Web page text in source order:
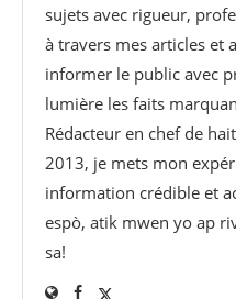
sujets avec rigueur,
à travers mes articles et
informer le public avec
lumière les faits
Rédacteur en chef de
2013, je mets mon
information crédible et
espò, atik mwen yo ap
sa!